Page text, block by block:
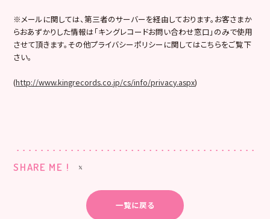
※メールに関しては、第三者のサーバーを経由しております。お客さまか
らおあずかりした情報は「キングレコードお問い合わせ窓口」のみで使用
させて頂きます。その他プライバシーポリシーに関してはこちらをご覧下
さい。
(http://www.kingrecords.co.jp/cs/info/privacy.aspx)
SHARE ME !
一覧に戻る